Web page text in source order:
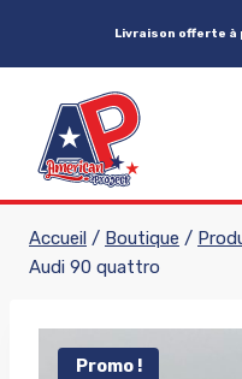
Livraison offerte à
Accueil / Boutique /
Audi 90 quattro
Promo !